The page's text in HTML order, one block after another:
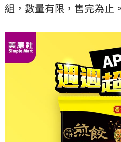
組，數量有限，售完為止。